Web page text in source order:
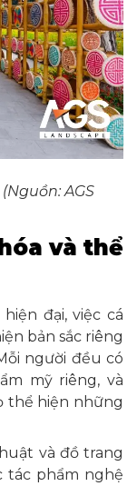
AGS
và thể
hiện đại, việc cá
bản sắc riêng
người đều có
mỹ riêng, và
thể hiện những
và đồ trang
tác phẩm nghệ